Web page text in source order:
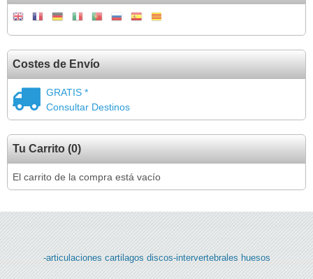
Costes de Envío
GRATIS *
Consultar Destinos
Tu Carrito (0)
El carrito de la compra está vacío
-articulaciones cartilagos discos-intervertebrales huesos